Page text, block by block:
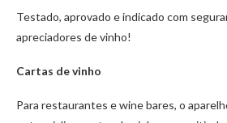
Testado, aprovado e indicado com
apreciadores de vinho!
Cartas de vinho
Para restaurantes e wine bares, o